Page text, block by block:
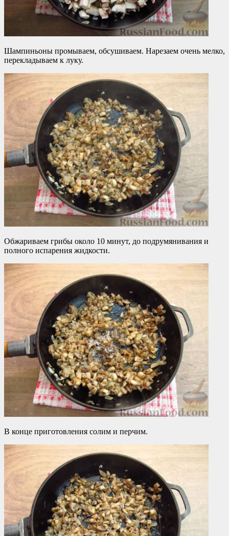
Шампиньоны промываем, обсушиваем. Нарезаем очень мелко,
перекладываем к луку.
Обжариваем грибы около 10 минут, до подрумянивания и
полного испарения жидкости.
В конце приготовления солим и перчим.